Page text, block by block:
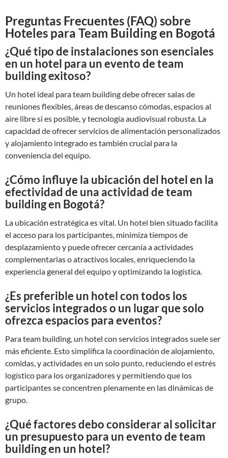
Preguntas Frecuentes (FAQ) sobre
Hoteles para Team Building en Bogotá
¿Qué tipo de instalaciones son esenciales
en un hotel para un evento de team
building exitoso?
Un hotel ideal para team building debe ofrecer salas de
reuniones flexibles, áreas de descanso cómodas, espacios al
aire libre si es posible, y tecnología audiovisual robusta. La
capacidad de ofrecer servicios de alimentación personalizados
y alojamiento integrado es también crucial para la
conveniencia del equipo.
¿Cómo influye la ubicación del hotel en la
efectividad de una actividad de team
building en Bogotá?
La ubicación estratégica es vital. Un hotel bien situado facilita
el acceso para los participantes, minimiza tiempos de
desplazamiento y puede ofrecer cercanía a actividades
complementarias o atractivos locales, enriqueciendo la
experiencia general del equipo y optimizando la logística.
¿Es preferible un hotel con todos los
servicios integrados o un lugar que solo
ofrezca espacios para eventos?
Para team building, un hotel con servicios integrados suele ser
más eficiente. Esto simplifica la coordinación de alojamiento,
comidas, y actividades en un solo punto, reduciendo el estrés
logístico para los organizadores y permitiendo que los
participantes se concentren plenamente en las dinámicas de
grupo.
¿Qué factores debo considerar al solicitar
un presupuesto para un evento de team
building en un hotel?